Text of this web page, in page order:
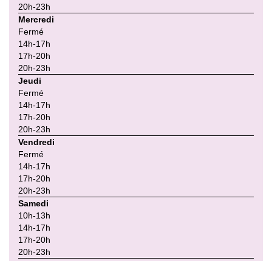
20h-23h
Mercredi
Fermé
14h-17h
17h-20h
20h-23h
Jeudi
Fermé
14h-17h
17h-20h
20h-23h
Vendredi
Fermé
14h-17h
17h-20h
20h-23h
Samedi
10h-13h
14h-17h
17h-20h
20h-23h